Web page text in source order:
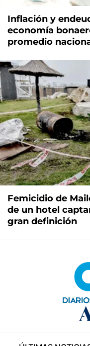
Inflación y
economía
promedio
Femicidio de
de un hotel
gran definición